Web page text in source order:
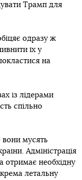
Трамп для
одразу ж
їх у
на
із лідерами
спільно
мусять
Адміністрація
отримає необхідну
летальну